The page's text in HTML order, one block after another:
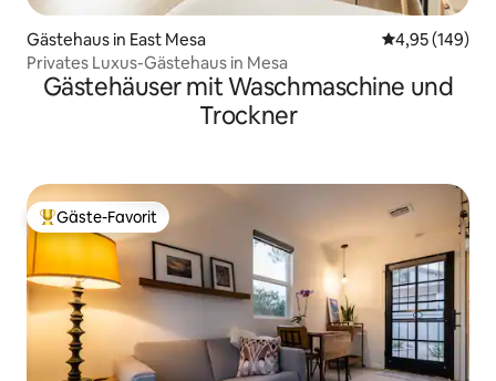
Gästehaus in East Mesa
4,95 (149)
Privates Luxus-Gästehaus in Mesa
Gästehäuser mit Waschmaschine und
Trockner
Beliebter Gäste-Favorit.
Gäste-Favorit